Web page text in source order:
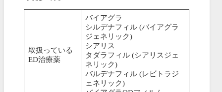
取扱っている
ED治療薬
バイアグラ
シルデナフィル (バイアグラ
ジェネリック)
シアリス
タダラフィル (シアリスジェ
ネリック)
バルデナフィル (レビトラジ
ェネリック)